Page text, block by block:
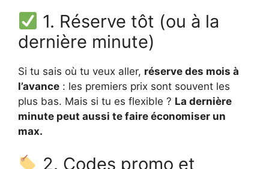
1. Réserve tôt (ou à la
dernière minute)
Si tu sais où tu veux aller, réserve des mois à
l’avance : les premiers prix sont souvent les
plus bas. Mais si tu es flexible ? La dernière
minute peut aussi te faire économiser un
max.
2. Codes promo et